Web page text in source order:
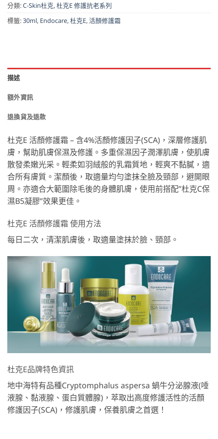
分類:C-Skin杜克,杜克E 修護抗老系列
標籤:30ml, Endocare,杜克E,活顏修護霜
描述
額外資訊
退換貨及退款
杜克E 活顏修護霜 – 含4%活顏修護因子(SCA)，深層修護肌
膚，幫助肌膚保濕及修護。多重保濕因子潤澤肌膚，使肌膚
散發柔嫩光采。輕柔如羽絨般的乳霜質地，輕爽不黏膩，適
合所有膚質。潔顏後，取適量均勻塗抹全臉及頸部，避開眼
周。亦適合大範圍除毛後的身體肌膚，使用前搭配”杜克C保
濕B5凝膠”效果更佳。
杜克E 活顏修護霜 使用方法
每日二次，清潔肌膚後，取適量塗抹於臉、頸部。
杜克E品牌特色資訊
地中海特有品種Cryptomphalus aspersa 蝸牛分泌腺液(唾
液腺、黏液腺、蛋白質體腺)，萃取出高度修護活性的活顏
修護因子(SCA)，修護肌膚，保養肌膚之首選！